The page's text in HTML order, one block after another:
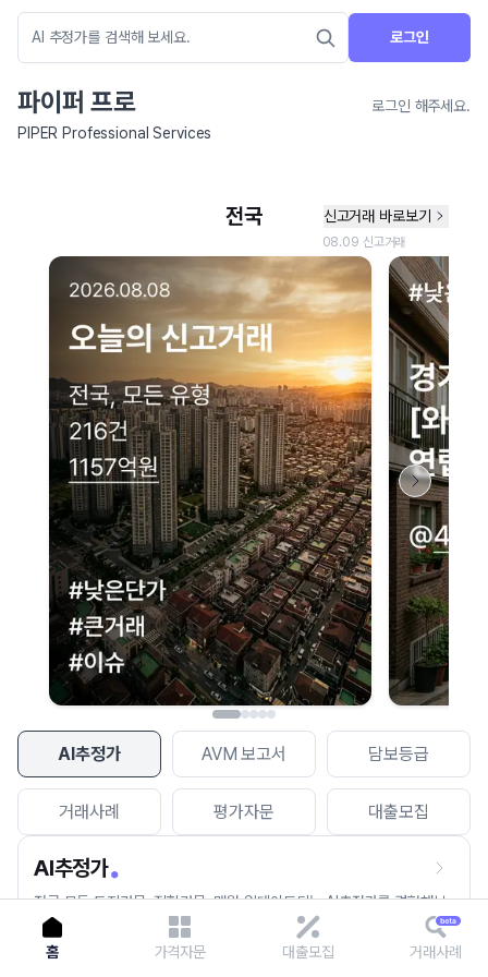
로그인
파이퍼 프로
로그인 해주세요.
PIPER Professional Services
AI추정가 AVM 보고서 담보등급
거래사례 평가자문 대출모집
AI추정가
전국 모든 토지건물, 집합건물, 매월 업데이트되는 AI추정가를 경험해보
세요.
네이버 지도 연결 안내
현재 네이버 지도 연결이 원활하지 않아 지도를 불러올 수 없습니다.
이용에 불편을 드려 죄송합니다.
다시 시도
홈 가격자문 대출모집 거래사례